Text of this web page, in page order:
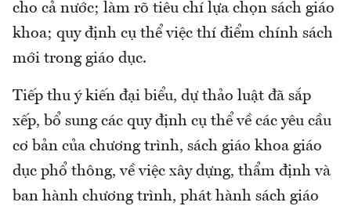
cho cả nước; làm rõ tiêu chí lựa chọn sách giáo
khoa; quy định cụ thể việc thí điểm chính sách
mới trong giáo dục.
Tiếp thu ý kiến đại biểu, dự thảo luật đã sắp
xếp, bổ sung các quy định cụ thể về các yêu cầu
cơ bản của chương trình, sách giáo khoa giáo
dục phổ thông, về việc xây dựng, thẩm định và
ban hành chương trình, phát hành sách giáo